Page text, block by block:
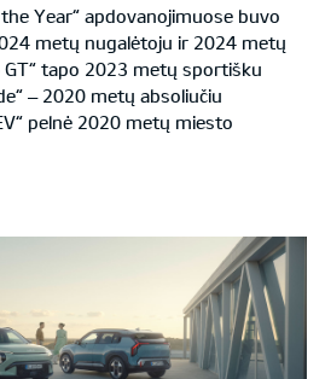
the Year“ apdovanojimuose buvo
metų nugalėtoju ir 2024 metų
GT“ tapo 2023 metų sportišku
– 2020 metų absoliučiu
pelnė 2020 metų miesto